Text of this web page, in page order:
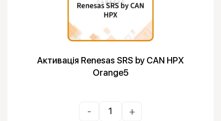
Активація Renesas SRS by CAN HPX
Orange5
- +